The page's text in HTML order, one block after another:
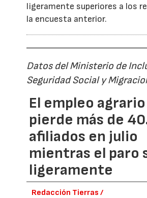
ligeramente superiores a los
la encuesta anterior.
Datos del Ministerio de
Seguridad Social y
El empleo agrario
pierde más de
afiliados en julio
mientras el paro
ligeramente
Redacción Tierras /